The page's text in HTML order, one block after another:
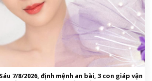
7/8/2026, định mệnh an bài, 3 con giáp vận